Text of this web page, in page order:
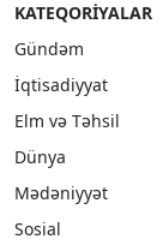
KATEQORIYALAR
Gündəm
İqtisadiyyat
Elm və Təhsil
Dünya
Mədəniyyət
Sosial